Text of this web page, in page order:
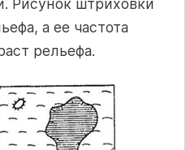
Рисунок штриховки
а ее частота
рельефа.